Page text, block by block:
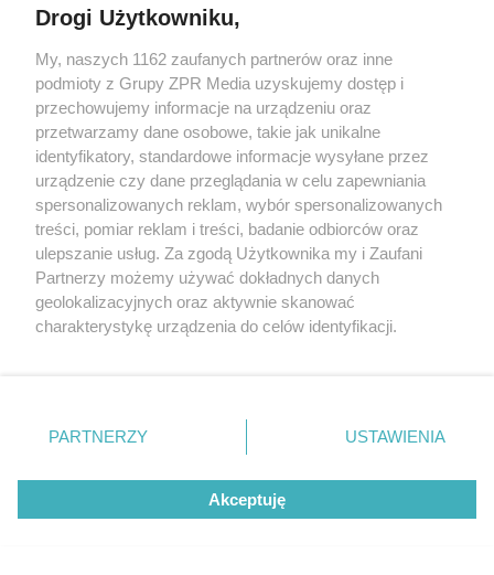
Oszustwo w powiecie trzebnickim.
Małżeństwo seniorów straciło 240
000 zł
ZOBACZ WIĘCEJ
Drogi Użytkowniku,
My, naszych 1162 zaufanych partnerów oraz inne
podmioty z Grupy ZPR Media uzyskujemy dostęp i
przechowujemy informacje na urządzeniu oraz
przetwarzamy dane osobowe, takie jak unikalne
identyfikatory, standardowe informacje wysyłane przez
urządzenie czy dane przeglądania w celu zapewniania
spersonalizowanych reklam, wybór spersonalizowanych
treści, pomiar reklam i treści, badanie odbiorców oraz
ulepszanie usług. Za zgodą Użytkownika my i Zaufani
Partnerzy możemy używać dokładnych danych
geolokalizacyjnych oraz aktywnie skanować
charakterystykę urządzenia do celów identyfikacji.
zmienić/wycofać klikając przycisk ustawień prywatności
znajdujący się w lewym dolnym rogu strony
rodzaje przetwarzania danych nie wymagają zgody
użytkownika, ale masz prawo sprzeciwić się takiemu
przetwarzaniu. Preferencje będą miały zastosowanie tylko
PARTNERZY USTAWIENIA
Akceptuję